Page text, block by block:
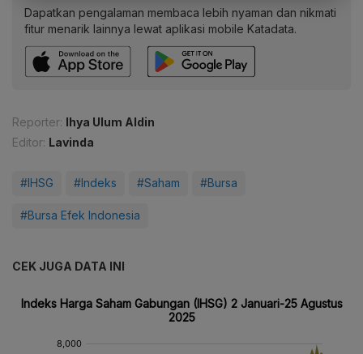
Dapatkan pengalaman membaca lebih nyaman dan nikmati
fitur menarik lainnya lewat aplikasi mobile Katadata.
Reporter: Ihya Ulum Aldin
Editor: Lavinda
#IHSG #Indeks #Saham #Bursa
#Bursa Efek Indonesia
CEK JUGA DATA INI